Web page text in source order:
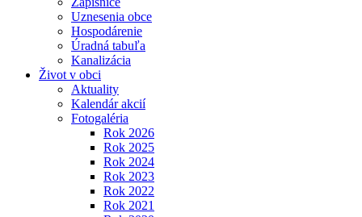
Uznesenia obce
Hospodárenie
Úradná tabuľa
Kanalizácia
Život v obci
Aktuality
Kalendár akcií
Fotogaléria
Rok 2026
Rok 2025
Rok 2024
Rok 2023
Rok 2022
Rok 2021